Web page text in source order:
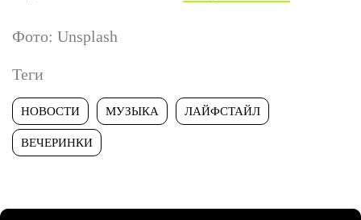
Фото: Unsplash
Теги
НОВОСТИ МУЗЫКА ЛАЙФСТАЙЛ
ВЕЧЕРИНКИ